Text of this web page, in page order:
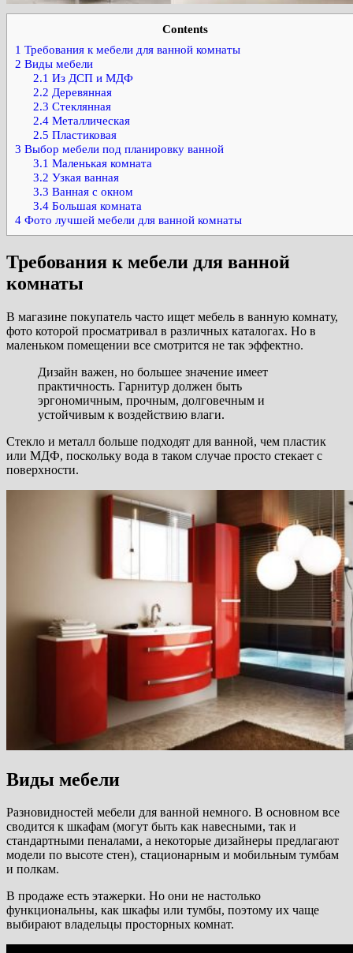
Contents
1 Требования к мебели для ванной комнаты
2 Виды мебели
2.1 Из ДСП и МДФ
2.2 Деревянная
2.3 Стеклянная
2.4Металлическая
2.5 Пластиковая
3 Выбор мебели под планировку ванной
3.1 Маленькая комната
3.2 Узкая ванная
3.3 Ванная с окном
3.4Большая комната
4 Фото лучшей мебели для ванной комнаты
Требования к мебели для ванной
комнаты
В магазине покупатель часто ищет мебель в ванную комнату,
фото которой просматривал в различных каталогах. Но в
маленьком помещении все смотрится не так эффектно.
Дизайн важен, но большее значение имеет
практичность. Гарнитур должен быть
эргономичным, прочным, долговечным и
устойчивым к воздействию влаги.
Стекло и металл больше подходят для ванной, чем пластик
или МДФ, поскольку вода в таком случае просто стекает с
поверхности.
Виды мебели
Разновидностей мебели для ванной немного. В основном все
сводится к шкафам (могут быть как навесными, так и
стандартными пеналами, а некоторые дизайнеры предлагают
модели по высоте стен), стационарным и мобильным тумбам
и полкам.
В продаже есть этажерки. Но они не настолько
функциональны, как шкафы или тумбы, поэтому их чаще
выбирают владельцы просторных комнат.